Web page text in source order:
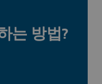
는 방법?